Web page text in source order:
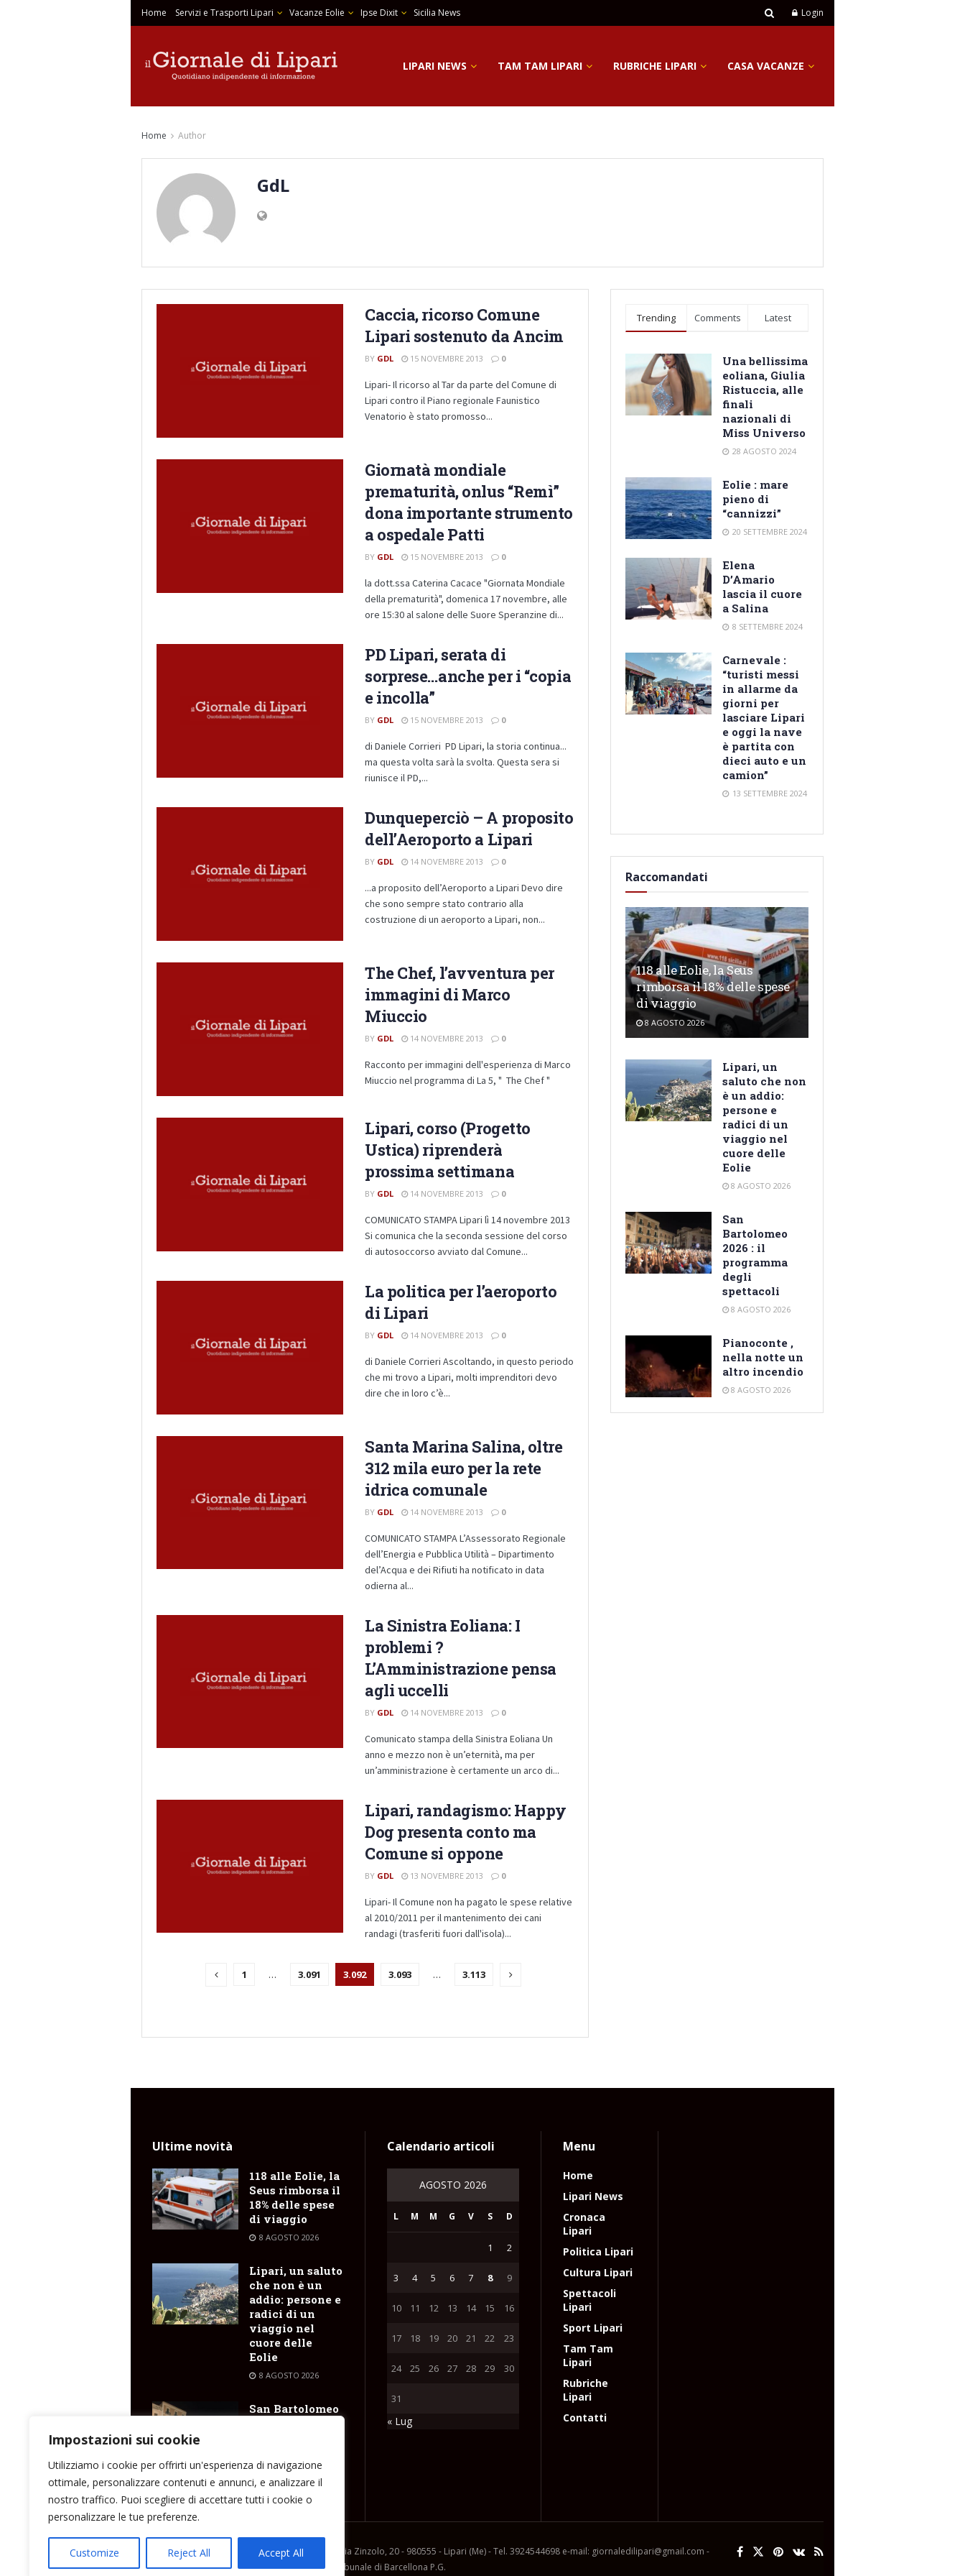
Impostazioni sui cookie
Utilizziamo i cookie per offrirti un'esperienza di navigazione
ottimale, personalizzare contenuti e annunci, e analizzare il
nostro traffico. Puoi scegliere di accettare tutti i cookie o
personalizzare le tue preferenze.
Customize Reject All Accept All
Home Servizi e Trasporti Lipari Vacanze Eolie Ipse Dixit Sicilia News Login
LIPARI NEWS TAM TAM LIPARI RUBRICHE LIPARI CASA VACANZE
Home Author
GdL
Caccia, ricorso Comune
Lipari sostenuto da Ancim
BY GDL 15 NOVEMBRE 2013 0
Lipari- Il ricorso al Tar da parte del Comune di
Lipari contro il Piano regionale Faunistico
Venatorio è stato promosso...
Giornatà mondiale
prematurità, onlus “Remì”
dona importante strumento
a ospedale Patti
BY GDL 15 NOVEMBRE 2013 0
la dott.ssa Caterina Cacace "Giornata Mondiale
della prematurità", domenica 17 novembre, alle
ore 15:30 al salone delle Suore Speranzine di...
PD Lipari, serata di
sorprese…anche per i “copia
e incolla”
BY GDL 15 NOVEMBRE 2013 0
di Daniele Corrieri PD Lipari, la storia continua...
ma questa volta sarà la svolta. Questa sera si
riunisce il PD,...
Dunqueperciò – A proposito
dell’Aeroporto a Lipari
BY GDL 14 NOVEMBRE 2013 0
...a proposito dell’Aeroporto a Lipari Devo dire
che sono sempre stato contrario alla
costruzione di un aeroporto a Lipari, non...
The Chef, l’avventura per
immagini di Marco
Miuccio
BY GDL 14 NOVEMBRE 2013 0
Racconto per immagini dell'esperienza di Marco
Miuccio nel programma di La 5, " The Chef "
Lipari, corso (Progetto
Ustica) riprenderà
prossima settimana
BY GDL 14 NOVEMBRE 2013 0
COMUNICATO STAMPA Lipari lì 14 novembre 2013
Si comunica che la seconda sessione del corso
di autosoccorso avviato dal Comune...
La politica per l’aeroporto
di Lipari
BY GDL 14 NOVEMBRE 2013 0
di Daniele Corrieri Ascoltando, in questo periodo
che mi trovo a Lipari, molti imprenditori devo
dire che in loro c’è...
Santa Marina Salina, oltre
312 mila euro per la rete
idrica comunale
BY GDL 14 NOVEMBRE 2013 0
COMUNICATO STAMPA L’Assessorato Regionale
dell’Energia e Pubblica Utilità – Dipartimento
del’Acqua e dei Rifiuti ha notificato in data
odierna al...
La Sinistra Eoliana: I
problemi ?
L’Amministrazione pensa
agli uccelli
BY GDL 14 NOVEMBRE 2013 0
Comunicato stampa della Sinistra Eoliana Un
anno e mezzo non è un’eternità, ma per
un’amministrazione è certamente un arco di...
Lipari, randagismo: Happy
Dog presenta conto ma
Comune si oppone
BY GDL 13 NOVEMBRE 2013 0
Lipari- Il Comune non ha pagato le spese relative
al 2010/2011 per il mantenimento dei cani
randagi (trasferiti fuori dall'isola)...
1 … 3.091 3.092 3.093 … 3.113
Trending Comments Latest
Una bellissima
eoliana, Giulia
Ristuccia, alle
finali
nazionali di
Miss Universo
28 AGOSTO 2024
Eolie : mare
pieno di
“cannizzi”
20 SETTEMBRE 2024
Elena
D’Amario
lascia il cuore
a Salina
8 SETTEMBRE 2024
Carnevale :
“turisti messi
in allarme da
giorni per
lasciare Lipari
e oggi la nave
è partita con
dieci auto e un
camion”
13 SETTEMBRE 2024
Raccomandati
118 alle Eolie, la Seus
rimborsa il 18% delle spese
di viaggio
8 AGOSTO 2026
Lipari, un
saluto che non
è un addio:
persone e
radici di un
viaggio nel
cuore delle
Eolie
8 AGOSTO 2026
San
Bartolomeo
2026 : il
programma
degli
spettacoli
8 AGOSTO 2026
Pianoconte ,
nella notte un
altro incendio
8 AGOSTO 2026
Ultime novità
118 alle Eolie, la
Seus rimborsa il
18% delle spese
di viaggio
8 AGOSTO 2026
Lipari, un saluto
che non è un
addio: persone e
radici di un
viaggio nel
cuore delle
Eolie
8 AGOSTO 2026
San Bartolomeo
8 AGOSTO 2026
Calendario articoli
AGOSTO 2026
L M M G V S D
1 2
3 4 5 6 7 8 9
10 11 12 13 14 15 16
17 18 19 20 21 22 23
24 25 26 27 28 29 30
31
« Lug
Menu
Home
Lipari News
Cronaca
Lipari
Politica Lipari
Cultura Lipari
Spettacoli
Lipari
Sport Lipari
Tam Tam
Lipari
Rubriche
Lipari
Contatti
Direttore responsabile: Peppe Paino - Eolmedia, via Zinzolo, 20 - 980555 - Lipari (Me) - Tel. 3924544698 e-mail: giornaledilipari@gmail.com -
peppepaino1@gmail.com Testata registrata al Tribunale di Barcellona P.G.